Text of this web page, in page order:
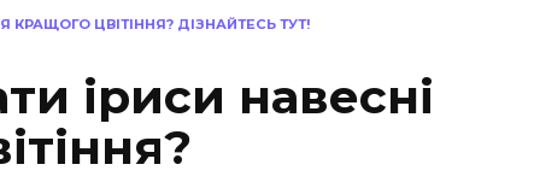
КРАЩОГО ЦВІТІННЯ? ДІЗНАЙТЕСЬ ТУТ!
іриси навесні